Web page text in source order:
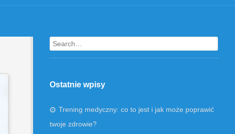
Search
Ostatnie wpisy
Trening medyczny: co to jest i jak może poprawić
twoje zdrowie?